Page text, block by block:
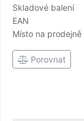
Skladové balení
EAN
Místo na prodejně
Porovnat